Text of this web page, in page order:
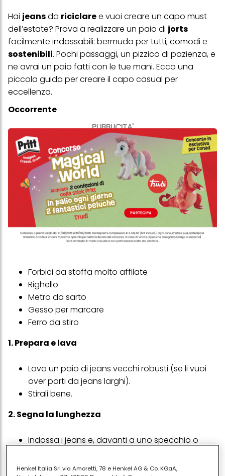
PUBBLICITA'
Hai jeansda riciclaree vuoi creare un capo must
dell’estate? Prova a realizzare un paio di jorts
facilmente indossabili: bermuda per tutti,comodi e
sostenibili. Pochi passaggi, un pizzico di pazienza, e
ne avrai un paio fatti con le tue mani. Ecco una
piccola guida per creare il capo casual per
eccellenza.
Occorrente
Forbici da stoffa molto affilate
Righello
Metro da sarto
Gesso per marcare
Ferro da stiro
1. Prepara e lava
Lava un paio di jeans vecchi robusti (se li vuoi
over parti da jeans larghi).
Stirali bene.
2. Segna la lunghezza
Indossa i jeans e, davanti a uno specchio o
Se prevedi dicucire un orlo, aggiungi almeno
Henkel Italia Srl via Amoretti, 78 e Henkel AG & Co. KGaA,